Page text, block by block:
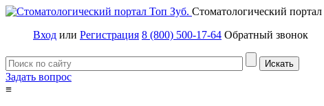
Стоматологический портал
Вход или Регистрация 8 (800) 500-17-64 Обратный звонок
Задать вопрос
≡